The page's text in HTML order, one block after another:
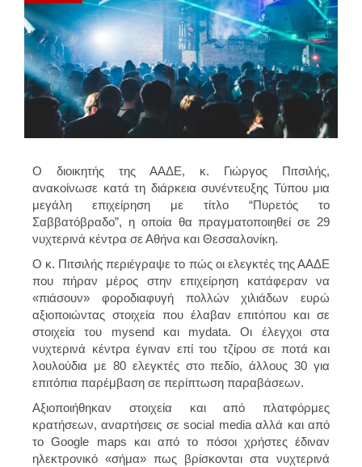
Ο διοικητής της ΑΑΔΕ, κ. Γιώργος Πιτσιλής,
ανακοίνωσε κατά τη διάρκεια συνέντευξης Τύπου μια
μεγάλη επιχείρηση με τίτλο “Πυρετός το
Σαββατόβραδο”, η οποία θα πραγματοποιηθεί σε 29
νυχτερινά κέντρα σε Αθήνα και Θεσσαλονίκη.
Ο κ. Πιτσιλής περιέγραψε το πώς οι ελεγκτές της ΑΑΔΕ
που πήραν μέρος στην επιχείρηση κατάφεραν να
«πιάσουν» φοροδιαφυγή πολλών χιλιάδων ευρώ
αξιοποιώντας στοιχεία που έλαβαν επιτόπου και σε
στοιχεία του mysend και mydata. Οι έλεγχοι στα
νυχτερινά κέντρα έγιναν επί του τζίρου σε ποτά και
λουλούδια με 80 ελεγκτές στο πεδίο, άλλους 30 για
επιτόπια παρέμβαση σε περίπτωση παραβάσεων.
Αξιοποιήθηκαν στοιχεία και από πλατφόρμες
κρατήσεων, αναρτήσεις σε social media αλλά και από
το Google maps και από το πόσοι χρήστες έδιναν
ηλεκτρονικό «σήμα» πως βρίσκονται στα νυχτερινά